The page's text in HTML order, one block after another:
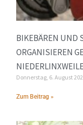
BIKEBÄREN UND
ORGANISIEREN
Donnerstag, 6. August
Zum Beitrag »